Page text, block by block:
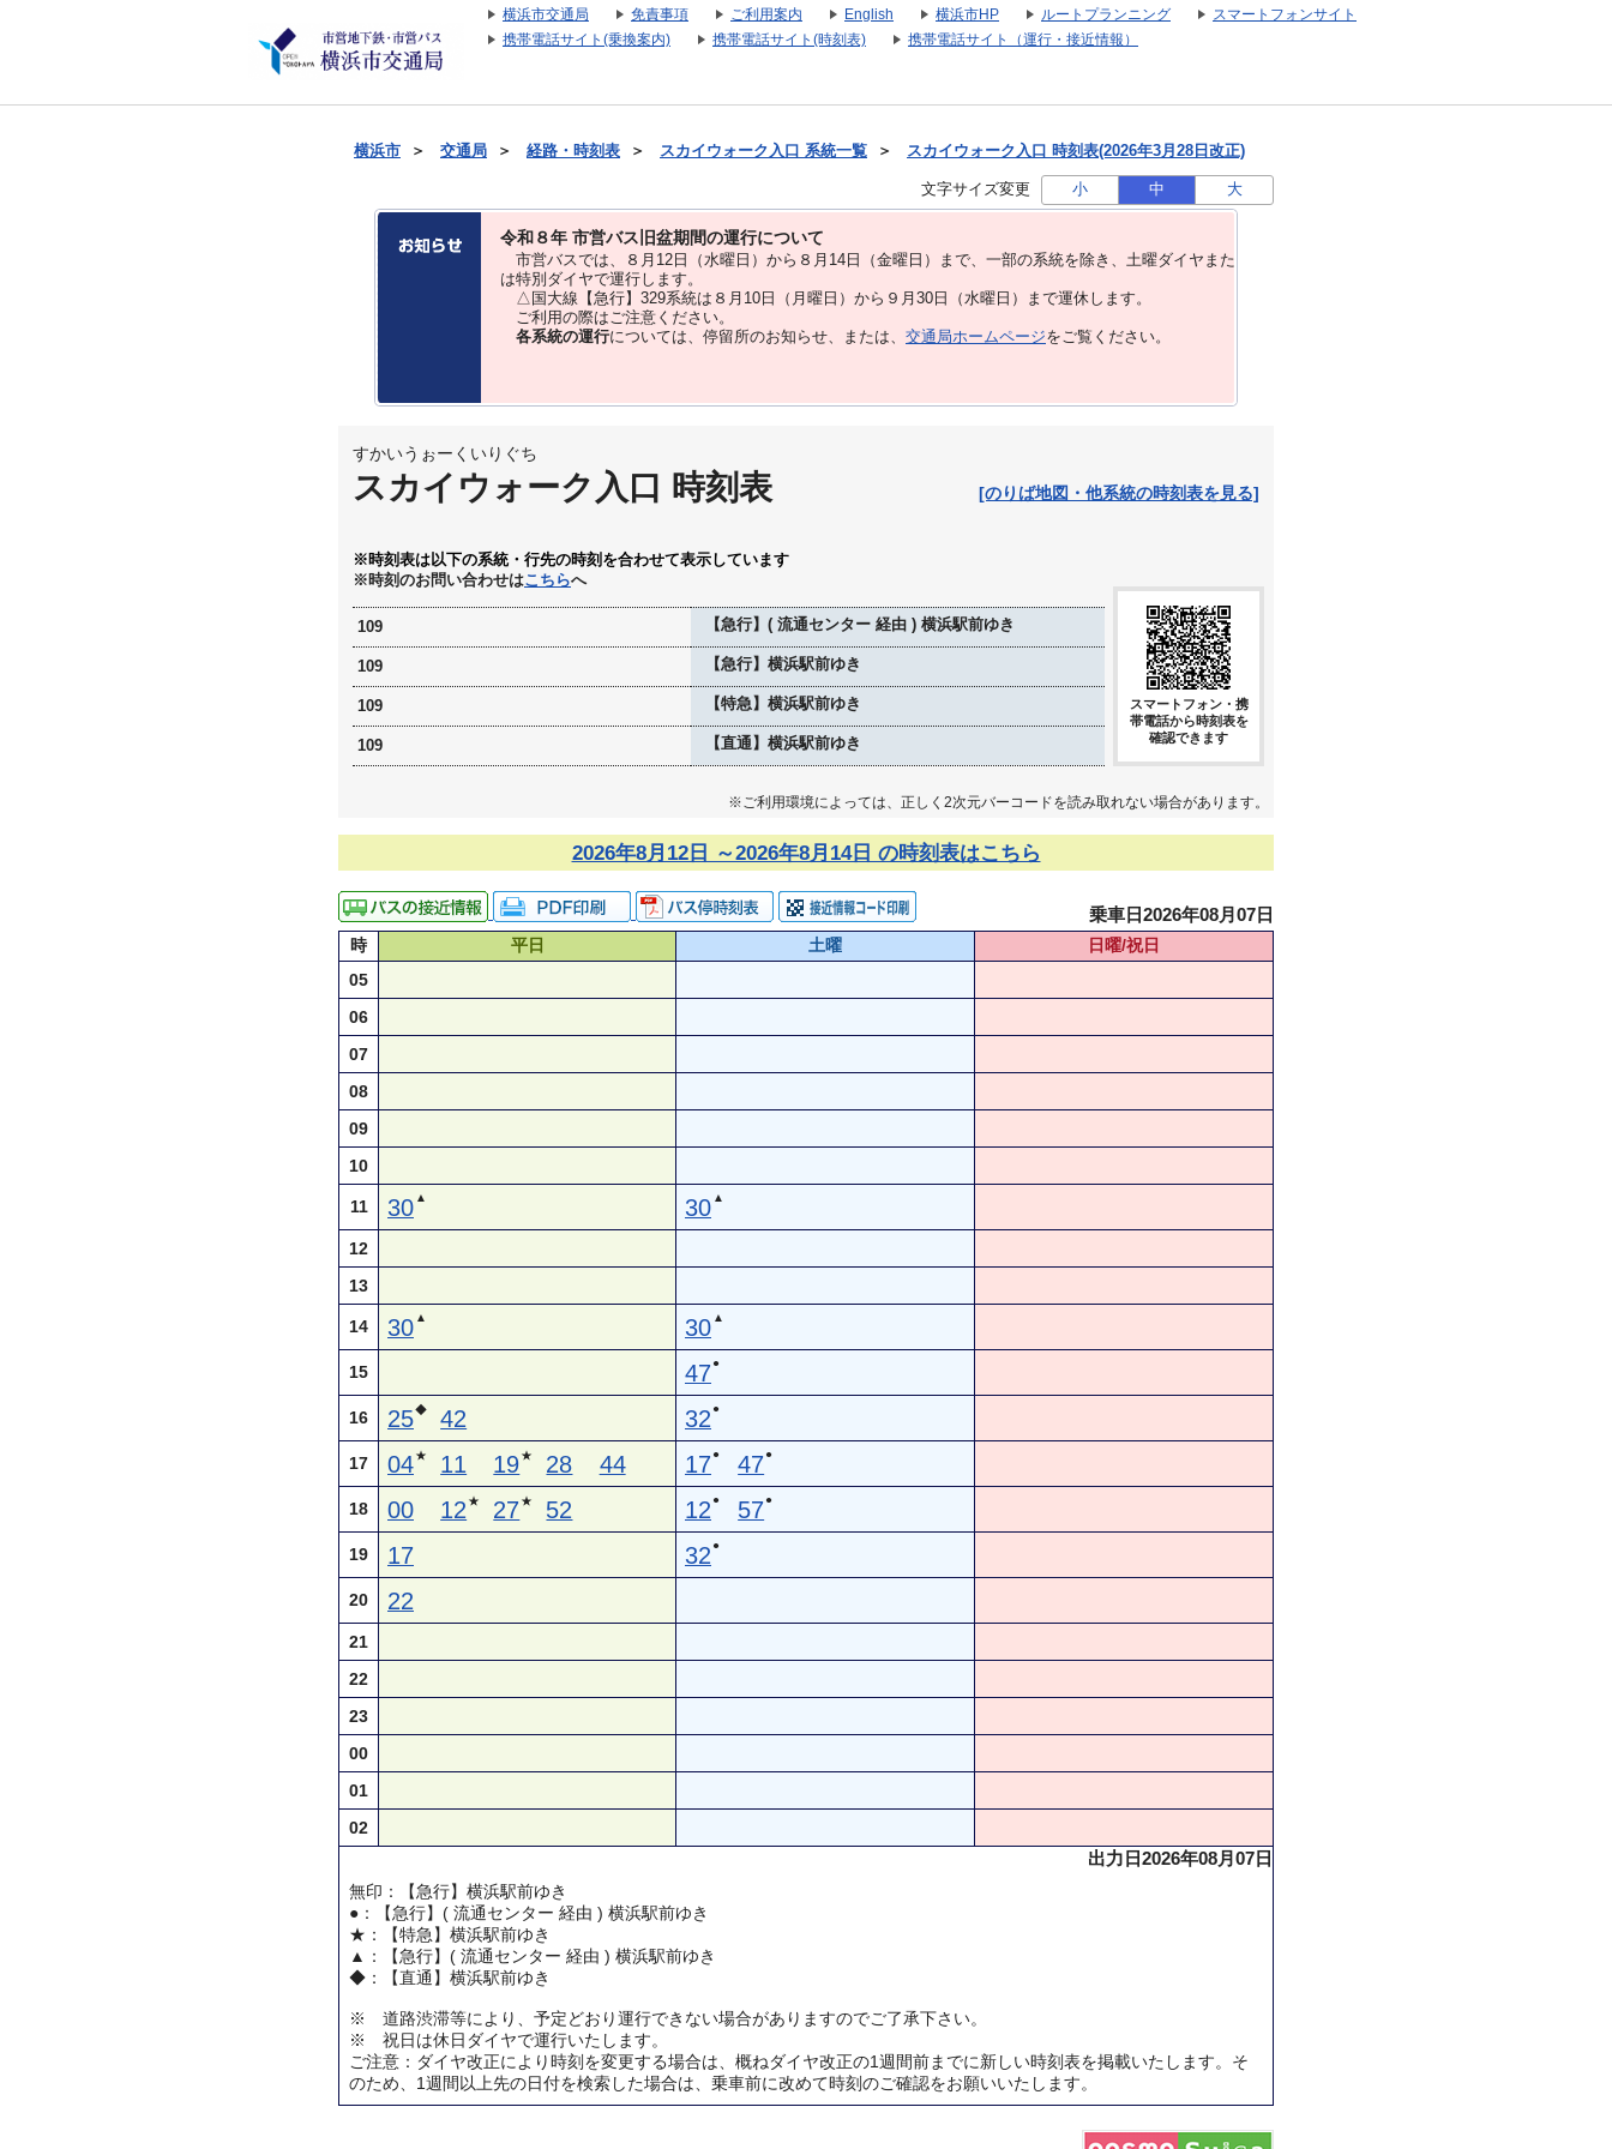
横浜市交通局 免責事項 ご利用案内 English 横浜市HP ルートプランニング
スマートフォンサイト
携帯電話サイト(乗換案内)
携帯電話サイト(時刻表) 携帯電話サイト（運行・接近情報）
横浜市 ＞ 交通局 ＞ 経路・時刻表 ＞ スカイウォーク入口 系統一覧 ＞ スカイウォーク入口 時刻表(2026年3月28日改正)
文字サイズ変更 小 中 大
令和８年 市営バス旧盆期間の運行について
市営バスでは、８⽉12⽇（水曜日）から８⽉14⽇（金曜日）まで、⼀部の系統を除き、⼟曜ダイヤまた
は特別ダイヤで運⾏します。
△国大線【急行】329系統は８月10日（月曜日）から９月30日（水曜日）まで運休します。
ご利用の際はご注意ください。
各系統の運行については、停留所のお知らせ、または、 交通局ホームページをご覧ください。
すかいうぉーくいりぐち
スカイウォーク入口 時刻表 [のりば地図・他系統の時刻表を見る]
※時刻表は以下の系統・行先の時刻を合わせて表示しています
※時刻のお問い合わせはこちらへ
109 【急行】( 流通センター 経由 ) 横浜駅前ゆき
109 【急行】横浜駅前ゆき
109 【特急】横浜駅前ゆき
109 【直通】横浜駅前ゆき
スマートフォン・携
帯電話から時刻表を
確認できます
※ご利用環境によっては、正しく2次元バーコードを読み取れない場合があります。
2026年8月12日 ～2026年8月14日 の時刻表はこちら
乗車日2026年08月07日
時 平日 土曜
日曜/祝日
05
06
07
08
09
10
11 30 ▲ 30 ▲
12
13
14 30 ▲ 30 ▲
15 47●
16 25◆ 42 32 ●
17 04★ 11 19★ 28 44 17● 47●
18 00 12 ★ 27★ 52 12 ● 57●
19 17 32 ●
20 22
21
22
23
00
01
02
出力日2026年08月07日
無印：【急行】横浜駅前ゆき
●：【急行】( 流通センター 経由 ) 横浜駅前ゆき
★：【特急】横浜駅前ゆき
▲：【急行】( 流通センター 経由 ) 横浜駅前ゆき
◆：【直通】横浜駅前ゆき
※ 道路渋滞等により、予定どおり運行できない場合がありますのでご了承下さい。
※ 祝日は休日ダイヤで運行いたします。
ご注意：ダイヤ改正により時刻を変更する場合は、概ねダイヤ改正の1週間前までに新しい時刻表を掲載いたします。そ
のため、1週間以上先の日付を検索した場合は、乗車前に改めて時刻のご確認をお願いいたします。